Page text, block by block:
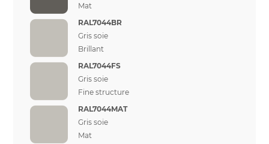
Mat
RAL7044BR
Gris soie
Brillant
RAL7044FS
Gris soie
Fine structure
RAL7044MAT
Gris soie
Mat